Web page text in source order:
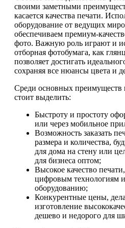
своими заметными
касается качества печати.
оборудование от ведущих
обеспечиваем премиум-
фото. Важную роль играют и
отборная фотобумага, как
позволяет достигать
сохраняя все нюансы цвета и
Среди основных
стоит выделить:
Быстроту и простоту
или через мобильное
Возможность заказать
размера и количества,
для дома на стену или
для бизнеса оптом;
Высокое качество
цифровым технологиям
оборудованию;
Конкурентные цены,
изготовление
дешево и недорого для